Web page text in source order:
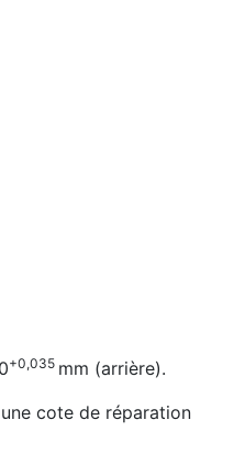
+0,035 mm (arrière).
cote de réparation